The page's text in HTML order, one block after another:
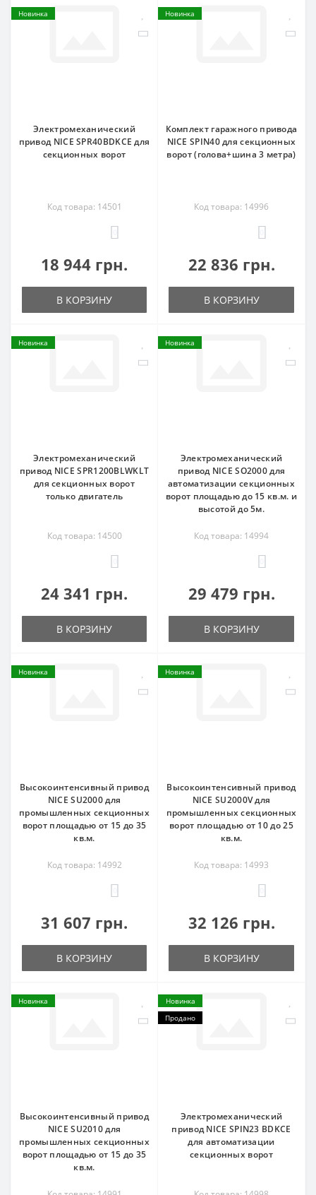
Новинка
Электромеханический
привод NICE SPR40BDKCE для
секционных ворот
Код товара: 14501
18 944 грн.
В КОРЗИНУ
Новинка
Комплект гаражного привода
NICE SPIN40 для секционных
ворот (голова+шина 3 метра)
Код товара: 14996
22 836 грн.
В КОРЗИНУ
Новинка
Электромеханический
привод NICE SPR1200BLWKLT
для секционных ворот
только двигатель
Код товара: 14500
24 341 грн.
В КОРЗИНУ
Новинка
Электромеханический
привод NICE SO2000 для
автоматизации секционных
ворот площадью до 15 кв.м. и
высотой до 5м.
Код товара: 14994
29 479 грн.
В КОРЗИНУ
Новинка
Высокоинтенсивный привод
NICE SU2000 для
промышленных секционных
ворот площадью от 15 до 35
кв.м.
Код товара: 14992
31 607 грн.
В КОРЗИНУ
Новинка
Высокоинтенсивный привод
NICE SU2000V для
промышленных секционных
ворот площадью от 10 до 25
кв.м.
Код товара: 14993
32 126 грн.
В КОРЗИНУ
Новинка
Высокоинтенсивный привод
NICE SU2010 для
промышленных секционных
ворот площадью от 15 до 35
кв.м.
Новинка
Продано
Электромеханический
привод NICE SPIN23 BDKCE
для автоматизации
секционных ворот